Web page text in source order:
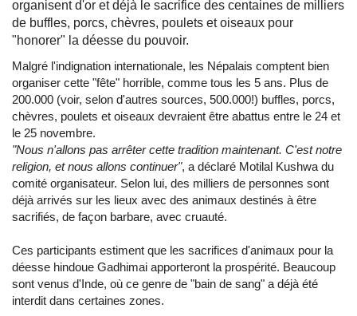
organisent d'or et déjà le sacrifice des centaines de milliers
de buffles, porcs, chèvres, poulets et oiseaux pour
"honorer" la déesse du pouvoir.
Malgré l'indignation internationale, les Népalais comptent bien
organiser cette "fête" horrible, comme tous les 5 ans. Plus de
200.000 (voir, selon d'autres sources, 500.000!) buffles, porcs,
chèvres, poulets et oiseaux devraient être abattus entre le 24 et
le 25 novembre.
"Nous n'allons pas arrêter cette tradition maintenant. C'est notre
religion, et nous allons continuer", a déclaré Motilal Kushwa du
comité organisateur. Selon lui, des milliers de personnes sont
déjà arrivés sur les lieux avec des animaux destinés à être
sacrifiés, de façon barbare, avec cruauté.
Ces participants estiment que les sacrifices d'animaux pour la
déesse hindoue Gadhimai apporteront la prospérité. Beaucoup
sont venus d'Inde, où ce genre de "bain de sang" a déjà été
interdit dans certaines zones.